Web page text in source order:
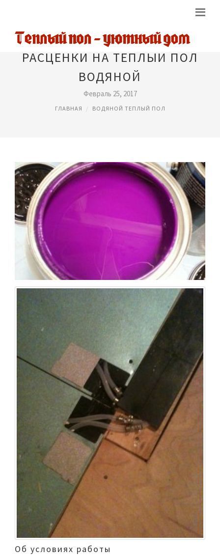
РАСЦЕНКИ НА ТЕПЛЫЙ ПОЛ
ВОДЯНОЙ
Февраль 25, 2017
ГЛАВНАЯ ВОДЯНОЙ ТЕПЛЫЙ ПОЛ
Об условиях работы